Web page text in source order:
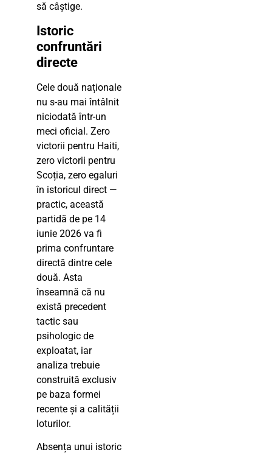
să câștige.
Istoric
confruntări
directe
Cele două naționale
nu s-au mai întâlnit
niciodată într-un
meci oficial. Zero
victorii pentru Haiti,
zero victorii pentru
Scoția, zero egaluri
în istoricul direct —
practic, această
partidă de pe 14
iunie 2026 va fi
prima confruntare
directă dintre cele
două. Asta
înseamnă că nu
există precedent
tactic sau
psihologic de
exploatat, iar
analiza trebuie
construită exclusiv
pe baza formei
recente și a calității
loturilor.
Absența unui istoric